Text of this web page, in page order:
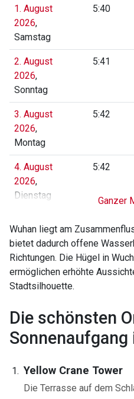
1. August
2026,
Samstag
5:40
2. August
2026,
Sonntag
5:41
3. August
2026,
Montag
5:42
4. August
2026,
Dienstag
5:42
Ganzer
Wuhan liegt am
bietet dadurch offene
Richtungen. Die Hügel in
ermöglichen erhöhte
Stadtsilhouette.
Die schönsten
Sonnenaufgang
Yellow Crane Tower
Die Terrasse auf dem